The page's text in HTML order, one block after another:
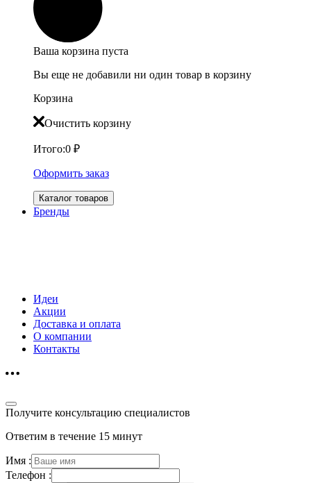
Ваша корзина пуста
Вы еще не добавили ни один товар в корзину
Корзина
Очистить корзину
Итого:0 ₽
Оформить заказ
Каталог товаров
Бренды
Идеи
Акции
Доставка и оплата
О компании
Контакты
Получите консультацию специалистов
Ответим в течение 15 минут
Имя :
Телефон :